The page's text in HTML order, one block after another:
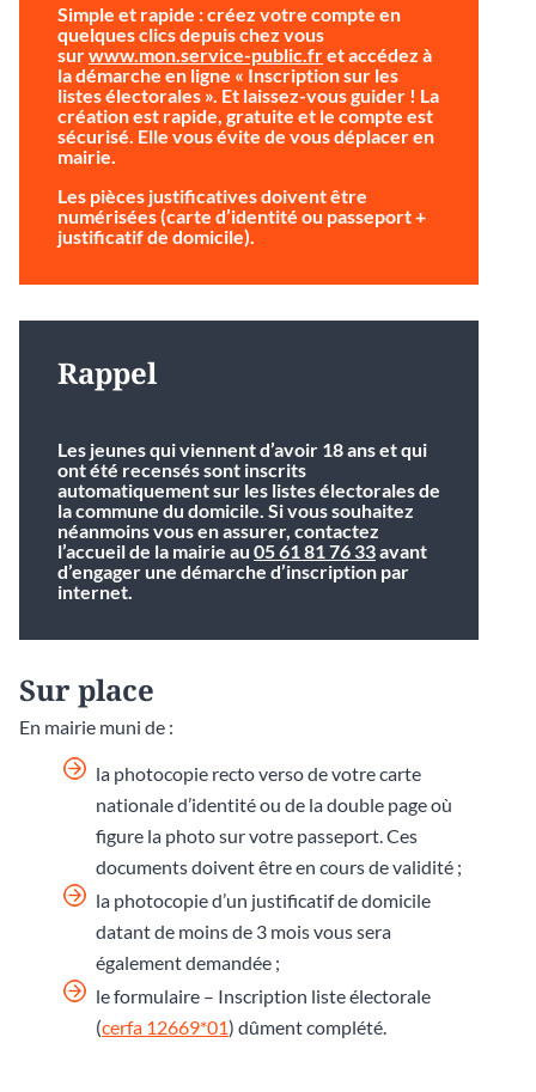
Simple et rapide : créez votre compte en
quelques clics depuis chez vous
surwww.mon.service-public.fret accédez à
la démarche en ligne « Inscription sur les
listes électorales ». Et laissez-vous guider ! La
création est rapide, gratuite et le compte est
sécurisé. Elle vous évite de vous déplacer en
mairie.
Les pièces justificatives doivent être
numérisées (carte d’identité ou passeport +
justificatif de domicile).
Rappel
Les jeunes qui viennent d’avoir 18 ans et qui
ont été recensés sont inscrits
automatiquement sur les listes électorales de
la commune du domicile. Si vous souhaitez
néanmoins vous en assurer, contactez
l’accueil de la mairie au 05 61 81 76 33avant
d’engager une démarche d’inscription par
internet.
Sur place
En mairie muni de :
la photocopie recto verso de votre carte
nationale d’identité ou de la double page où
figure la photo sur votre passeport. Ces
documents doivent être en cours de validité ;
la photocopie d’un justificatif de domicile
datant de moins de 3 mois vous sera
également demandée ;
le formulaire – Inscription liste électorale
(cerfa 12669*01) dûment complété.